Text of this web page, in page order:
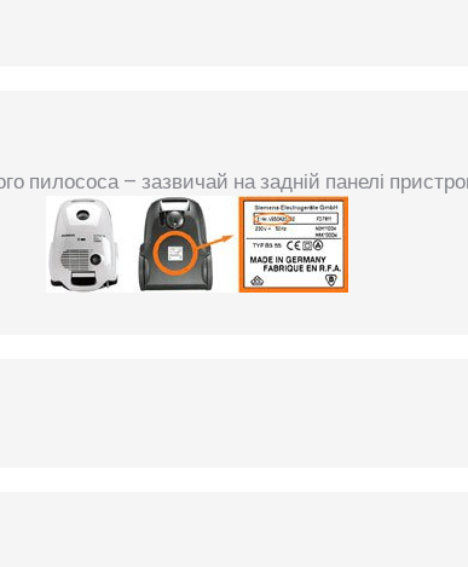
пилососа – зазвичай на задній панелі